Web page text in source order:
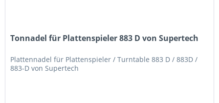
Tonnadel für Plattenspieler 883 D von Supertech
Plattennadel für Plattenspieler / Turntable 883 D / 883D /
883-D von Supertech